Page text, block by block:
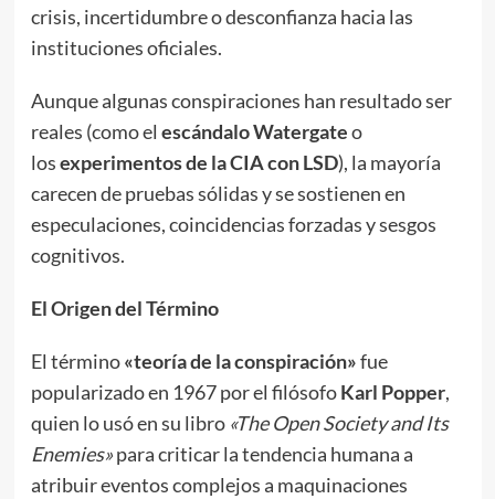
crisis, incertidumbre o desconfianza hacia las
instituciones oficiales.
Aunque algunas conspiraciones han resultado ser
reales (como el escándalo Watergateo
losexperimentos de la CIA con LSD), la mayoría
carecen de pruebas sólidas y se sostienen en
especulaciones, coincidencias forzadas y sesgos
cognitivos.
El Origen del Término
El término«teoría de la conspiración»fue
popularizado en 1967 por el filósofoKarl Popper,
quien lo usó en su libro «The Open Society and Its
Enemies»para criticar la tendencia humana a
atribuir eventos complejos a maquinaciones